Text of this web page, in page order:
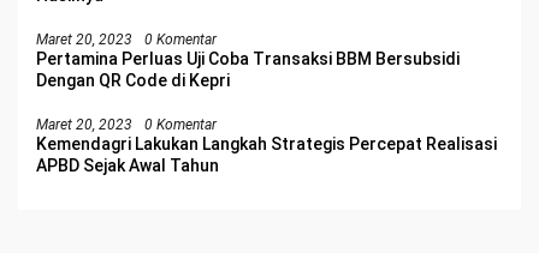
Maret 20, 2023 0 Komentar
Pertamina Perluas Uji Coba Transaksi BBM Bersubsidi
Dengan QR Code di Kepri
Maret 20, 2023 0 Komentar
Kemendagri Lakukan Langkah Strategis Percepat Realisasi
APBD Sejak Awal Tahun